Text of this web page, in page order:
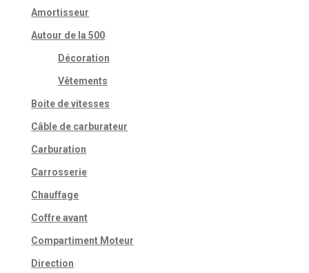
Amortisseur
Autour de la 500
Décoration
Vêtements
Boite de vitesses
Câble de carburateur
Carburation
Carrosserie
Chauffage
Coffre avant
Compartiment Moteur
Direction